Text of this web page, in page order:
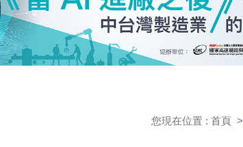
您現在位置 : 首頁 >